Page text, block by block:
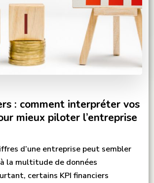
: comment interpréter vos
mieux piloter l’entreprise
d’une entreprise peut sembler
la multitude de données
certains KPI financiers